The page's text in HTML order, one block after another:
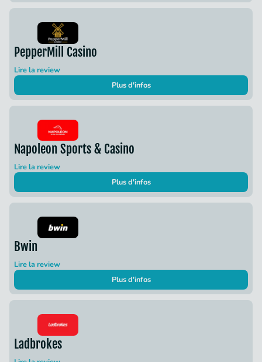
PepperMill Casino
Lire la review
Plus d'infos
Napoleon Sports & Casino
Lire la review
Plus d'infos
Bwin
Lire la review
Plus d'infos
Ladbrokes